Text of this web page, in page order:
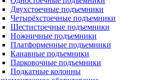
Двухстоечные подъемники
Четырёхстоечные подъемники
Шестистоечные подъемники
Ножничные подъемники
Платформенные подъемники
Канавные подъемники
Парковочные подъемники
Подкатные колонны